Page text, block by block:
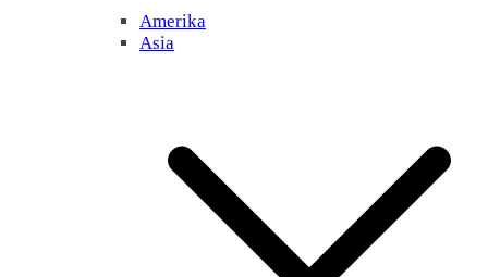
Amerika
Asia